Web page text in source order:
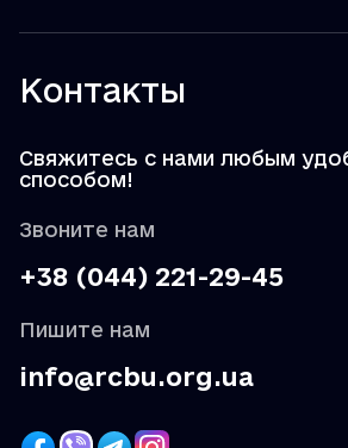
Контакты
Свяжитесь с нами любым
способом!
Звоните нам
+38 (044) 221-29-45
Пишите нам
info@rcbu.org.ua